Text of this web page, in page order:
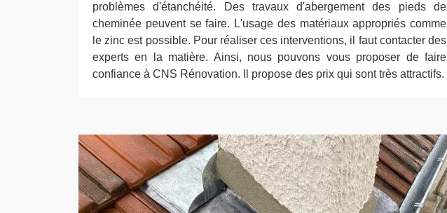
problèmes d'étanchéité. Des travaux d'abergement des pieds de
cheminée peuvent se faire. L'usage des matériaux appropriés comme
le zinc est possible. Pour réaliser ces interventions, il faut contacter des
experts en la matière. Ainsi, nous pouvons vous proposer de faire
confiance à CNS Rénovation. Il propose des prix qui sont très attractifs.